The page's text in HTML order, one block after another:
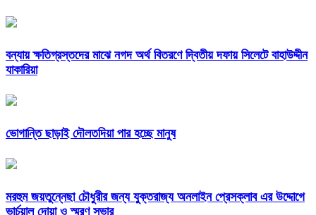
বন্যায় ক্ষতিগ্রস্তদের মাঝে নগদ অর্থ বিতরণে দ্বিতীয় দফায় সিলেটে বাহাউদ্দীন
যাকারিয়া
ভোগান্তি ছাড়াই দৌলতদিয়া পার হচ্ছে মানুষ
মরহুম জয়তুন্নেছা চৌধুরীর জন্য যুক্তরাজ্য অনলাইন প্রেসক্লাব এর উদ্দোগে
ভার্চুয়াল দোয়া ও স্মরণ সভার